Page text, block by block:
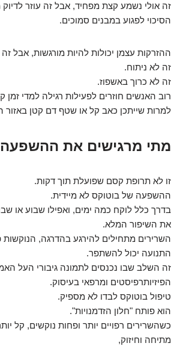
זה אולי נשמע קצת מפחיד, אבל זה עוזר לדיוק
הסיכוי לפגוע במבנים סמוכים.
ההזרקות עצמן יכולות להיות מורגשות, אבל
זה לא ניתוח.
זה לא כרוך באשפוז.
רוב האנשים חוזרים לפעילות רגילה למדי זמן
למרות שייתכן כאב קל או שטף דם קטן באזור
מתי מרגישים את
זו לא תרופת קסם שפועלת תוך דקות.
ההשפעה של בוטוקס לא מיידית.
בדרך כלל לוקח כמה ימים, ואפילו שבוע או
את השיפור המלא.
השרירים מתחילים להירגע בהדרגה, הנוקשות
התנועה יכול להשתפר.
זה השלב שבו נכנסים לתמונה גיבורי העל
הפיזיותרפיסטים ומרפאי בעיסוק.
טיפול בוטוקס לבדו לא מספיק.
הוא פותח "חלון הזדמנויות".
כשהשרירים רפויים יותר ופחות נוקשים, קל
מתיחה וחיזוק,